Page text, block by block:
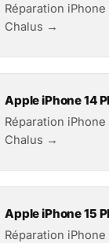
Réparation iPhone
Chalus →
Apple iPhone 14
Réparation iPhone
Chalus →
Apple iPhone 15
Réparation iPhone